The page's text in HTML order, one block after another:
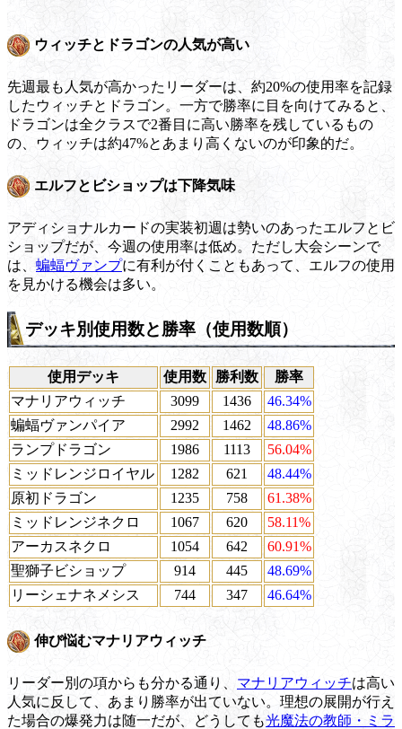
ウィッチとドラゴンの人気が高い
先週最も人気が高かったリーダーは、約20%の使用率を記録
したウィッチとドラゴン。一方で勝率に目を向けてみると、
ドラゴンは全クラスで2番目に高い勝率を残しているもの
の、ウィッチは約47%とあまり高くないのが印象的だ。
エルフとビショップは下降気味
アディショナルカードの実装初週は勢いのあったエルフとビ
ショップだが、今週の使用率は低め。ただし大会シーンで
は、 蝙蝠ヴァンプに有利が付くこともあって、エルフの使用
を見かける機会は多い。
デッキ別使用数と勝率（使用数順）
使用デッキ 使用数 勝利数
勝率
マナリアウィッチ
3099 1436
46.34%
蝙蝠ヴァンパイア
2992 1462
48.86%
ランプドラゴン
1986 1113
56.04%
ミッドレンジロイヤル
1282 621
48.44%
原初ドラゴン
1235 758
61.38%
ミッドレンジネクロ
1067 620
58.11%
アーカスネクロ
1054 642
60.91%
聖獅子ビショップ
914 445
48.69%
リーシェナネメシス
744 347 46.64%
伸び悩むマナリアウィッチ
リーダー別の項からも分かる通り、 マナリアウィッチは高い
人気に反して、あまり勝率が出ていない。理想の展開が行え
た場合の爆発力は随一だが、どうしても光魔法の教師・ミラ